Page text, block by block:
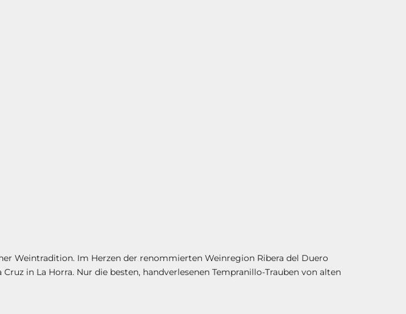
Weintradition. Im Herzen der renommierten Weinregion Ribera del Duero
in La Horra. Nur die besten, handverlesenen Tempranillo-Trauben von alten